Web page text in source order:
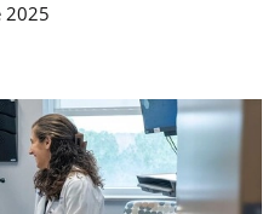
2025